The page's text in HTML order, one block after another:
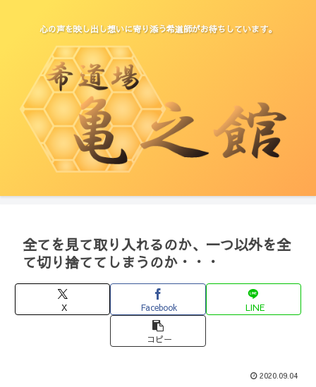
心の声を映し出し想いに寄り添う希道師がお待ちしています。
全てを見て取り入れるのか、一つ以外を全
て切り捨ててしまうのか・・・
X Facebook LINE
コピー
2020.09.04